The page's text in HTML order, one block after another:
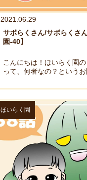
2021.06.29
サボらくさん/サボらくさ
園-40】
こんにちは！ほいらく園
って、何者なの？という
ほいらく園